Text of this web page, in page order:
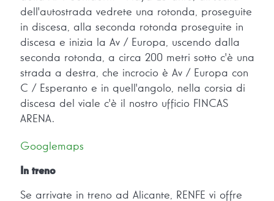
dell'autostrada vedrete una rotonda, proseguite
in discesa, alla seconda rotonda proseguite in
discesa e inizia la Av / Europa, uscendo dalla
seconda rotonda, a circa 200 metri sotto c'è una
strada a destra, che incrocio è Av / Europa con
C / Esperanto e in quell'angolo, nella corsia di
discesa del viale c'è il nostro ufficio FINCAS
ARENA.
Googlemaps
In treno
Se arrivate in treno ad Alicante, RENFE vi offre